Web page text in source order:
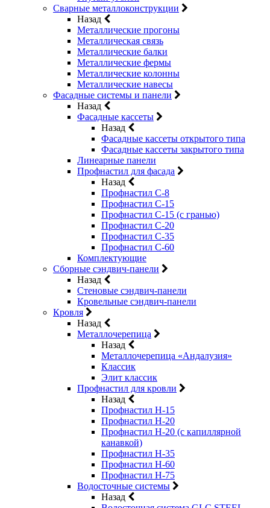
Сварные металлоконструкции
Назад
Металлические прогоны
Металлическая связь
Металлические балки
Металлические фермы
Металлические колонны
Металлические навесы
Фасадные системы и панели
Назад
Фасадные кассеты
Назад
Фасадные кассеты открытого типа
Фасадные кассеты закрытого типа
Линеарные панели
Профнастил для фасада
Назад
Профнастил С-8
Профнастил С-15
Профнастил С-15 (с гранью)
Профнастил С-20
Профнастил С-35
Профнастил С-60
Комплектующие
Сборные сэндвич-панели
Назад
Стеновые сэндвич-панели
Кровельные сэндвич-панели
Кровля
Назад
Металлочерепица
Назад
Металлочерепица «Андалузия»
Классик
Элит классик
Профнастил для кровли
Назад
Профнастил Н-15
Профнастил Н-20
Профнастил Н-20 (с капиллярной
канавкой)
Профнастил Н-35
Профнастил Н-60
Профнастил Н-75
Водосточные системы
Назад